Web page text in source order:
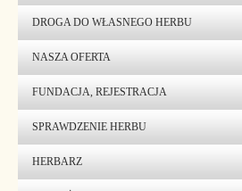
DROGA DO WŁASNEGO HERBU
NASZA OFERTA
FUNDACJA, REJESTRACJA
SPRAWDZENIE HERBU
HERBARZ